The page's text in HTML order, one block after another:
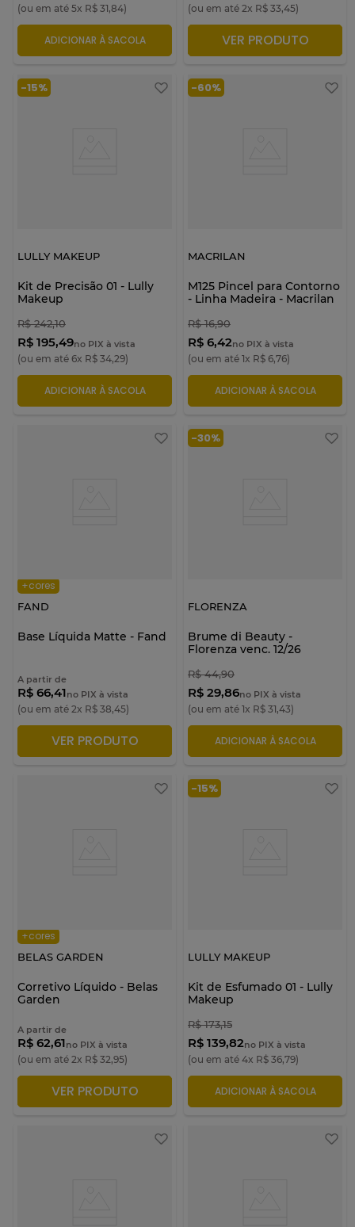
(ou em até 5x R$ 31,84)
ADICIONAR À SACOLA
(ou em até 2x R$ 33,45)
ADICIONAR À SACOLA
VER PRODUTO
-15%
LULLY MAKEUP
Kit de Precisão 01 - Lully
Makeup
R$ 242,10
R$ 195,49no PIX à vista
(ou em até 6x R$ 34,29)
ADICIONAR À SACOLA
-60%
MACRILAN
M125 Pincel para Contorno
- Linha Madeira - Macrilan
R$ 16,90
R$ 6,42no PIX à vista
(ou em até 1x R$ 6,76)
ADICIONAR À SACOLA
+cores
FAND
Base Líquida Matte - Fand
A partir de
R$ 66,41no PIX à vista
(ou em até 2x R$ 38,45)
ADICIONAR À SACOLA
VER PRODUTO
-30%
FLORENZA
Brume di Beauty -
Florenza venc. 12/26
R$ 44,90
R$ 29,86no PIX à vista
(ou em até 1x R$ 31,43)
ADICIONAR À SACOLA
+cores
BELAS GARDEN
Corretivo Líquido - Belas
Garden
A partir de
R$ 62,61no PIX à vista
(ou em até 2x R$ 32,95)
ADICIONAR À SACOLA
VER PRODUTO
-15%
LULLY MAKEUP
Kit de Esfumado 01 - Lully
Makeup
R$ 173,15
R$ 139,82no PIX à vista
(ou em até 4x R$ 36,79)
ADICIONAR À SACOLA